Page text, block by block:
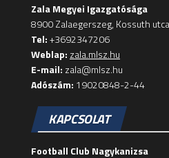
Zala Megyei Igazgatósága
8900 Zalaegerszeg, Kossuth
Tel:+3692347206
Weblap: zala.mlsz.hu
E-mail: zala@mlsz.hu
Adószám: 19020848-2-44
KAPCSOLAT
Football Club Nagykanizsa